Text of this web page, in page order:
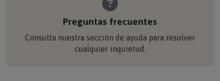
Preguntas frecuentes
Consulta nuestra sección de ayuda para resolver
cualquier inquietud.